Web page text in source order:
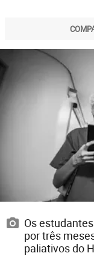
Os
por três
paliativos do